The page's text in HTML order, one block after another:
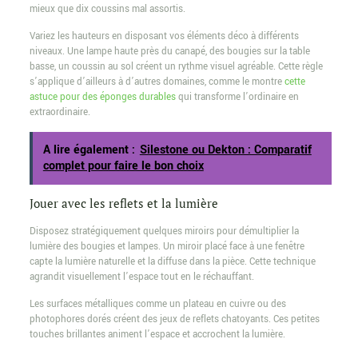
mieux que dix coussins mal assortis.
Variez les hauteurs en disposant vos éléments déco à différents
niveaux. Une lampe haute près du canapé, des bougies sur la table
basse, un coussin au sol créent un rythme visuel agréable. Cette règle
s’applique d’ailleurs à d’autres domaines, comme le montrecette
astuce pour des éponges durablesqui transforme l’ordinaire en
extraordinaire.
A lire également : Silestone ou Dekton : Comparatif
complet pour faire le bon choix
Jouer avec les reflets et la lumière
Disposez stratégiquement quelques miroirs pour démultiplier la
lumière des bougies et lampes. Un miroir placé face à une fenêtre
capte la lumière naturelle et la diffuse dans la pièce. Cette technique
agrandit visuellement l’espace tout en le réchauffant.
Les surfaces métalliques comme un plateau en cuivre ou des
photophores dorés créent des jeux de reflets chatoyants. Ces petites
touches brillantes animent l’espace et accrochent la lumière.